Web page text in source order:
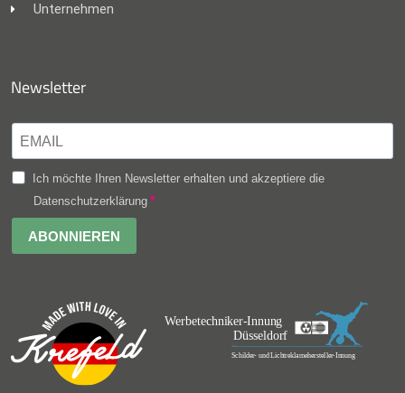
Unternehmen
Newsletter
Ich möchte Ihren Newsletter erhalten und akzeptiere die
Datenschutzerklärung
ABONNIEREN